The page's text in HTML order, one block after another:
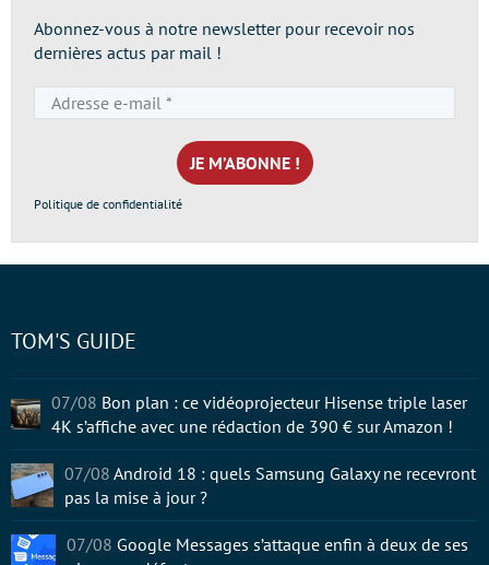
Abonnez-vous à notre newsletter pour recevoir nos
dernières actus par mail !
e-
mail
*
Politique de confidentialité
TOM'S GUIDE
07/08 Bon plan : ce vidéoprojecteur Hisense triple laser
4K s’affiche avec une rédaction de 390 € sur Amazon !
07/08 Android 18 : quels Samsung Galaxy ne recevront
pas la mise à jour ?
07/08 Google Messages s’attaque enfin à deux de ses